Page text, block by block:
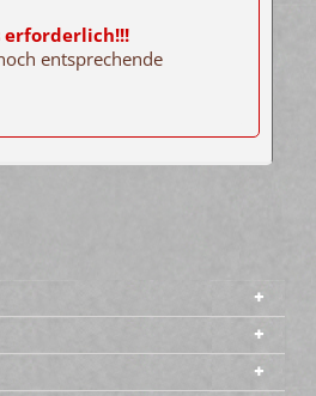
erforderlich!!!
entsprechende